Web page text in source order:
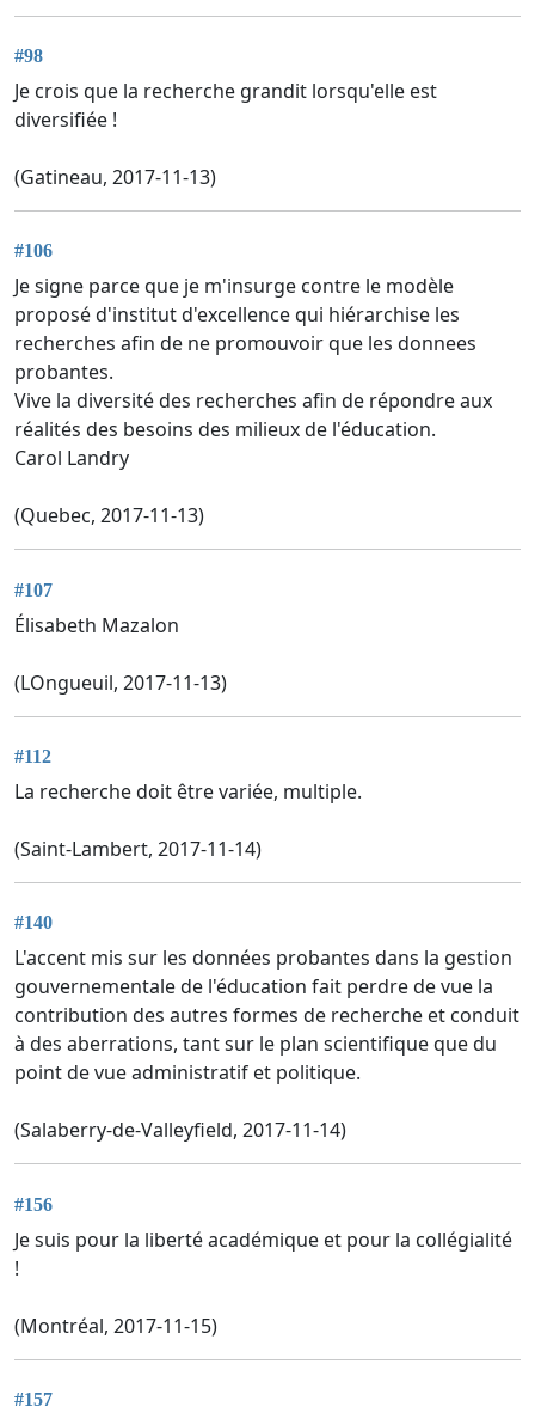
#98
Je crois que la recherche grandit lorsqu'elle est
diversifiée !
(Gatineau, 2017-11-13)
#106
Je signe parce que je m'insurge contre le modèle
proposé d'institut d'excellence qui hiérarchise les
recherches afin de ne promouvoir que les donnees
probantes.
Vive la diversité des recherches afin de répondre aux
réalités des besoins des milieux de l'éducation.
Carol Landry
(Quebec, 2017-11-13)
#107
Élisabeth Mazalon
(LOngueuil, 2017-11-13)
#112
La recherche doit être variée, multiple.
(Saint-Lambert, 2017-11-14)
#140
L'accent mis sur les données probantes dans la gestion
gouvernementale de l'éducation fait perdre de vue la
contribution des autres formes de recherche et conduit
à des aberrations, tant sur le plan scientifique que du
point de vue administratif et politique.
(Salaberry-de-Valleyfield, 2017-11-14)
#156
Je suis pour la liberté académique et pour la collégialité
!
(Montréal, 2017-11-15)
#157